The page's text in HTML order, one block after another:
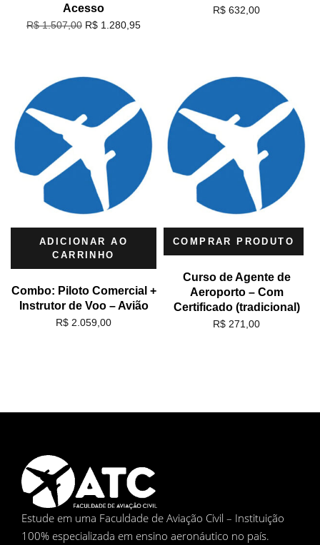
Acesso
R$1.507,00 R$ 1.280,95
R$ 632,00
ADICIONAR AO
CARRINHO
Combo: Piloto Comercial +
Instrutor de Voo – Avião
R$ 2.059,00
COMPRAR PRODUTO
Curso de Agente de
Aeroporto – Com
Certificado (tradicional)
R$ 271,00
Estude em uma Faculdade de Aviação Civil – Instituição
100% especializada em ensino aeronáutico no país.